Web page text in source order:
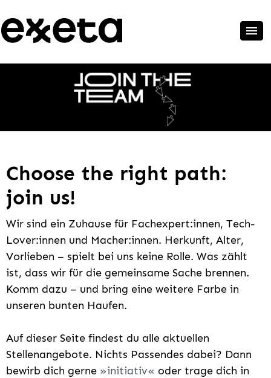
Choose the right path:
join us!
Wir sind ein Zuhause für Fachexpert:innen, Tech-
Lover:innen und Macher:innen. Herkunft, Alter,
Vorlieben – spielt bei uns keine Rolle. Was zählt
ist, dass wir für die gemeinsame Sache brennen.
Komm dazu – und bring eine weitere Farbe in
unseren bunten Haufen.
Auf dieser Seite findest du alle aktuellen
Stellenangebote. Nichts Passendes dabei? Dann
bewirb dich gerne
initiativ
oder trage dich in